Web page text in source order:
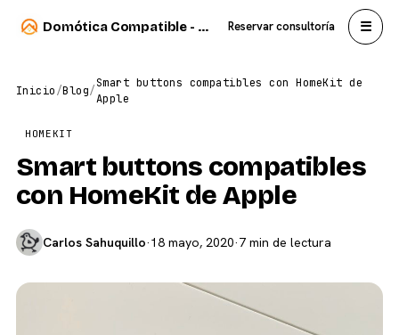
Domótica Compatible - Carlos Sahuquillo Reservar consultoría ☰
Inicio/Blog/
Smart buttons compatibles con HomeKit de
Apple
HOMEKIT
Smart buttons compatibles
con HomeKit de Apple
Carlos Sahuquillo·18 mayo, 2020·7 min de lectura